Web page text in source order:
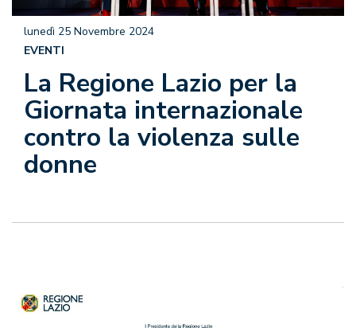
La Regione Lazio per la
Giornata internazionale
contro la violenza sulle
donne
lunedì 25 Novembre 2024
EVENTI